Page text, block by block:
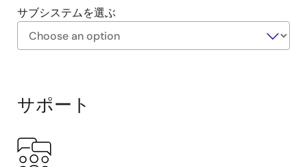
サブシステムを選ぶ
Diagram
サポート